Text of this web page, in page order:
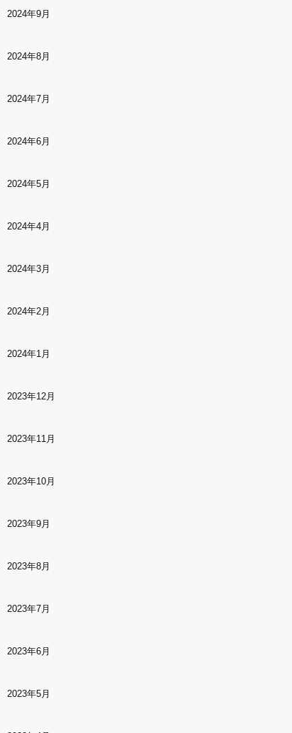
2024年9月
2024年8月
2024年7月
2024年6月
2024年5月
2024年4月
2024年3月
2024年2月
2024年1月
2023年12月
2023年11月
2023年10月
2023年9月
2023年8月
2023年7月
2023年6月
2023年5月